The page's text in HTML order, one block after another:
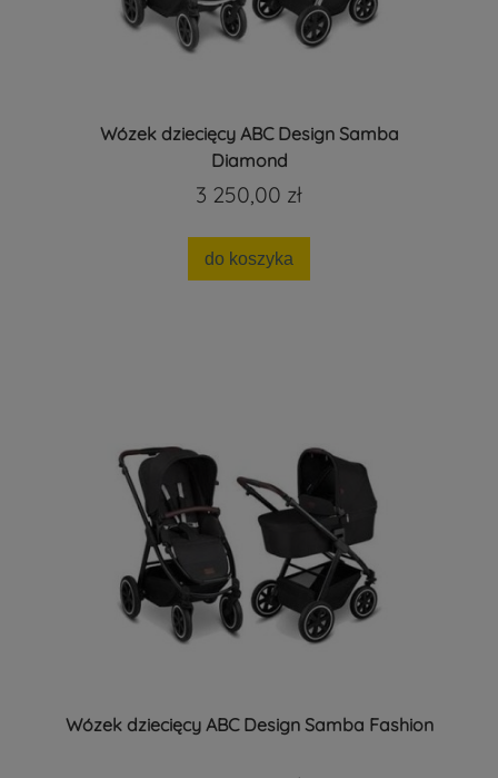
Wózek dziecięcy ABC Design Samba
Diamond
3 250,00 zł
do koszyka
Wózek dziecięcy ABC Design Samba Fashion